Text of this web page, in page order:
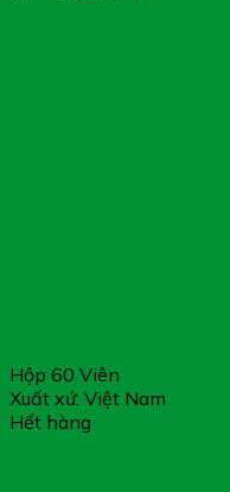
Hộp 60 Viên
Xuất xứ: Việt Nam
Hết hàng